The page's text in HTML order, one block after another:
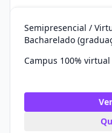
Semipresencial /
Bacharelado
Campus 100% virtual